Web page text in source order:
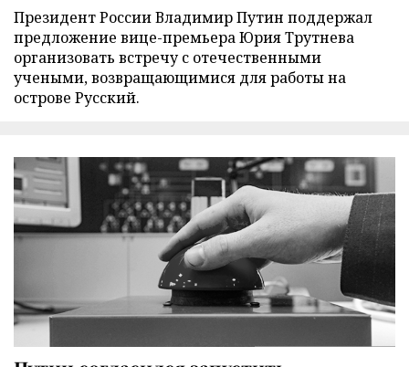
Президент России Владимир Путин поддержал
предложение вице-премьера Юрия Трутнева
организовать встречу с отечественными
учеными, возвращающимися для работы на
острове Русский.